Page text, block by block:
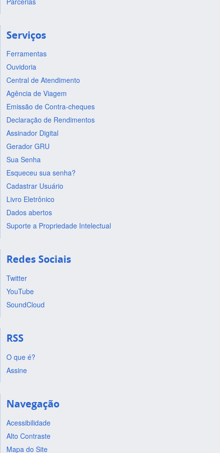
Serviços
Ferramentas
Ouvidoria
Central de Atendimento
Agência de Viagem
Emissão de Contra-cheques
Declaração de Rendimentos
Assinador Digital
Gerador GRU
Sua Senha
Esqueceu sua senha?
Cadastrar Usuário
Livro Eletrônico
Dados abertos
Suporte a Propriedade Intelectual
Redes Sociais
Twitter
YouTube
SoundCloud
RSS
O que é?
Assine
Navegação
Acessibilidade
Alto Contraste
Mapa do Site